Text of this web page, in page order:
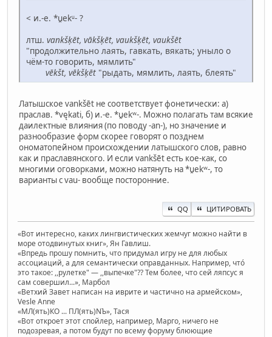
< и.-е. *u̯eku̯- ?
лтш. vankšķēt, vākšķēt, vaukšķēt, vaukšēt
"продолжительно лаять, гавкать, вякать; уныло о
чём-то говорить, мямлить"
vēkšt, vēkšķēt "рыдать, мямлить, лаять, блеять"
Латышское vankšēt не соответствует фонетически: а)
праслав. *vękati, б) и.-е. *u̯ekʷ-. Можно полагать там всякие
даилектные влияния (по поводу -an-), но значение и
разнообразие форм скорее говорят о позднем
ономатопейном происхождении латышского слов, равно
как и праславянского. И если vankšēt есть кое-как, со
многими оговорками, можно натянуть на *u̯ekʷ-, то
варианты с vau- вообще посторонние.
QQ ЦИТИРОВАТЬ
«Вот интересно, каких лингвистических жемчуг можно найти в
море отодвинутых книг», Ян Гавлиш.
«Впредь прошу помнить, что придумал игру не для любых
ассоциаций, а для семантически оправданных. Например, чтó
это такое: ,,рулетке" — ,,выпечке"?? Тем более, что сей ляпсус я
сам совершил...», Марбол
«Ветхий Завет написан на иврите и частично на армейском»,
Vesle Anne
«МЛ(ять)КО ... ПЛ(ять)NЪ», Тася
«Вот откроет этот спойлер, например, Марго, ничего не
подозревая, а потом будут по всему форуму блюющие